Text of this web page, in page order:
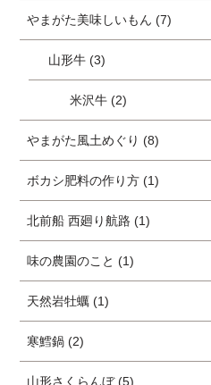
やまがた美味しいもん (7)
山形牛 (3)
米沢牛 (2)
やまがた風土めぐり (8)
ボカシ肥料の作り方 (1)
北前船 西廻り航路 (1)
味の農園のこと (1)
天然岩牡蠣 (1)
寒鱈鍋 (2)
山形さくらんぼ (5)